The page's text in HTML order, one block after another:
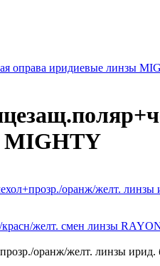
оправа иридиевые линзы
MIGHTY
оранж/желт.
красн/желт. смен линзы
оранж/желт. линзы